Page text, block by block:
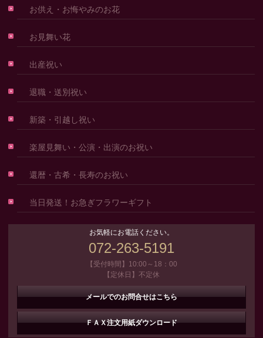
お供え・お悔やみのお花
お見舞い花
出産祝い
退職・送別祝い
新築・引越し祝い
楽屋見舞い・公演・出演のお祝い
還暦・古希・長寿のお祝い
当日発送！お急ぎフラワーギフト
お気軽にお電話ください。
072-263-5191
【受付時間】10:00～18：00
【定休日】不定休
メールでのお問合せはこちら
ＦＡＸ注文用紙ダウンロード